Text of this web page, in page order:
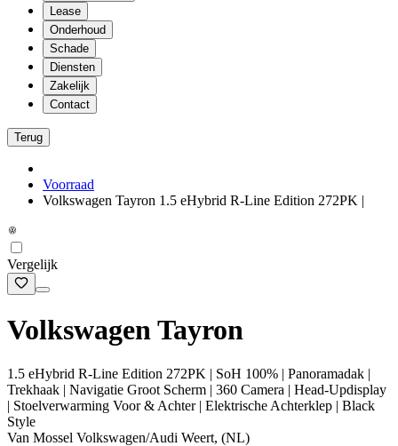
Lease
Onderhoud
Schade
Diensten
Zakelijk
Contact
Terug
Voorraad
Volkswagen Tayron 1.5 eHybrid R-Line Edition 272PK |
Vergelijk
Volkswagen Tayron
1.5 eHybrid R-Line Edition 272PK | SoH 100% | Panoramadak |
Trekhaak | Navigatie Groot Scherm | 360 Camera | Head-Updisplay
| Stoelverwarming Voor & Achter | Elektrische Achterklep | Black
Style
Van Mossel Volkswagen/Audi Weert, (NL)